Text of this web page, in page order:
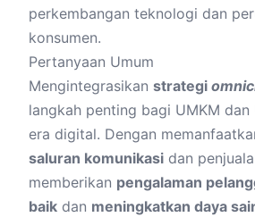
perkembangan teknologi dan
konsumen.
Pertanyaan Umum
Mengintegrasikan strategi
langkah penting bagi UMKM
era digital. Dengan
saluran komunikasi dan
memberikan pengalaman
baik dan meningkatkan daya